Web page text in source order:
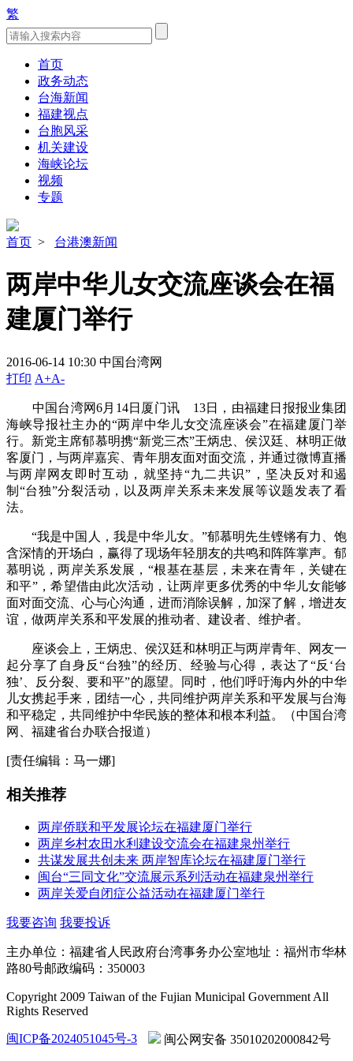
繁
首页
政务动态
台海新闻
福建视点
台胞风采
机关建设
海峡论坛
视频
专题
首页 > 台港澳新闻
两岸中华儿女交流座谈会在福
建厦门举行
2016-06-14 10:30 中国台湾网
打印 A+A-
中国台湾网6月14日厦门讯 13日，由福建日报报业集团
海峡导报社主办的“两岸中华儿女交流座谈会”在福建厦门举
行。新党主席郁慕明携“新党三杰”王炳忠、侯汉廷、林明正做
客厦门，与两岸嘉宾、青年朋友面对面交流，并通过微博直播
与两岸网友即时互动，就坚持“九二共识”，坚决反对和遏
制“台独”分裂活动，以及两岸关系未来发展等议题发表了看
法。
“我是中国人，我是中华儿女。”郁慕明先生铿锵有力、饱
含深情的开场白，赢得了现场年轻朋友的共鸣和阵阵掌声。郁
慕明说，两岸关系发展，“根基在基层，未来在青年，关键在
和平”，希望借由此次活动，让两岸更多优秀的中华儿女能够
面对面交流、心与心沟通，进而消除误解，加深了解，增进友
谊，做两岸关系和平发展的推动者、建设者、维护者。
座谈会上，王炳忠、侯汉廷和林明正与两岸青年、网友一
起分享了自身反“台独”的经历、经验与心得，表达了“反‘台
独’、反分裂、要和平”的愿望。同时，他们呼吁海内外的中华
儿女携起手来，团结一心，共同维护两岸关系和平发展与台海
和平稳定，共同维护中华民族的整体和根本利益。（中国台湾
网、福建省台办联合报道）
[责任编辑：马一娜]
相关推荐
两岸侨联和平发展论坛在福建厦门举行
两岸乡村农田水利建设交流会在福建泉州举行
共谋发展共创未来 两岸智库论坛在福建厦门举行
闽台“三同文化”交流展示系列活动在福建泉州举行
两岸关爱自闭症公益活动在福建厦门举行
我要咨询 我要投诉
主办单位：福建省人民政府台湾事务办公室地址：福州市华林
路80号邮政编码：350003
Copyright 2009 Taiwan of the Fujian Municipal Government All
Rights Reserved
闽ICP备2024051045号-3 闽公网安备 35010202000842号